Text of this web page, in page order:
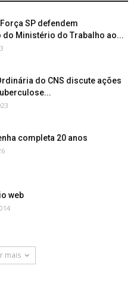
SP defendem
do Ministério do Trabalho ao...
do CNS discute ações
completa 20 anos
web
mais